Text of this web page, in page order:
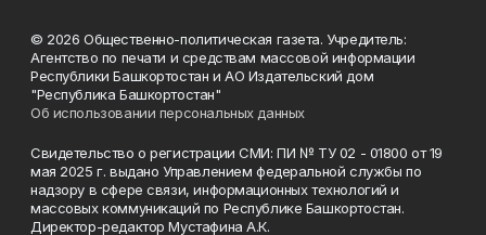
© 2026 Общественно-политическая газета. Учредитель:
Агентство по печати и средствам массовой информации
Республики Башкортостан и АО Издательский дом
"Республика Башкортостан"
Об использовании персональных данных
Свидетельство о регистрации СМИ: ПИ № ТУ 02 - 01800 от 19
мая 2025 г. выдано Управлением федеральной службы по
надзору в сфере связи, информационных технологий и
массовых коммуникаций по Республике Башкортостан.
Директор-редактор Мустафина А.К.